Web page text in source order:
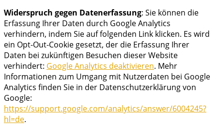
Widerspruch gegen Datenerfassung: Sie können die
Erfassung Ihrer Daten durch Google Analytics
verhindern, indem Sie auf folgenden Link klicken. Es wird
ein Opt-Out-Cookie gesetzt, der die Erfassung Ihrer
Daten bei zukünftigen Besuchen dieser Website
verhindert: Google Analytics deaktivieren. Mehr
Informationen zum Umgang mit Nutzerdaten bei Google
Analytics finden Sie in der Datenschutzerklärung von
Google:
https://support.google.com/analytics/answer/6004245?
hl=de.